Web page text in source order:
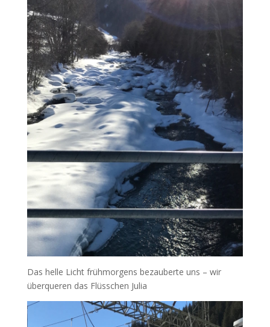
Das helle Licht frühmorgens bezauberte uns – wir
überqueren das Flüsschen Julia